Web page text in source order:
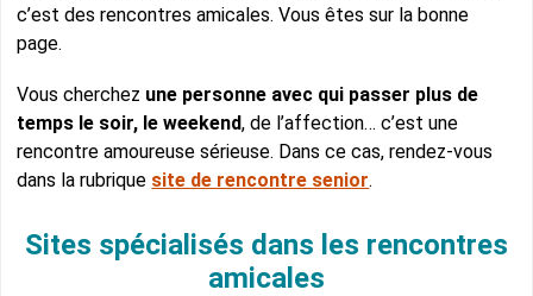
c’est des rencontres amicales. Vous êtes sur la bonne
page.
Vous cherchez une personne avec qui passer plus de
temps le soir, le weekend, de l’affection… c’est une
rencontre amoureuse sérieuse. Dans ce cas, rendez-vous
dans la rubrique site de rencontre senior.
Sites spécialisés dans les rencontres
amicales